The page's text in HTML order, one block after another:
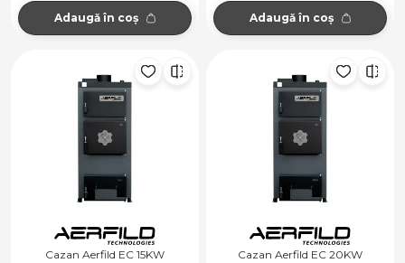
Adaugă în coș Adaugă în coș
Cazan Aerfild EC 15KW Cazan Aerfild EC 20KW